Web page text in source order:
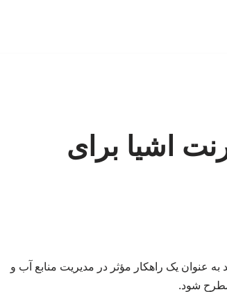
اشیا برای
به عنوان یک راهکار مؤثر در مدیریت منابع آب و
شود.